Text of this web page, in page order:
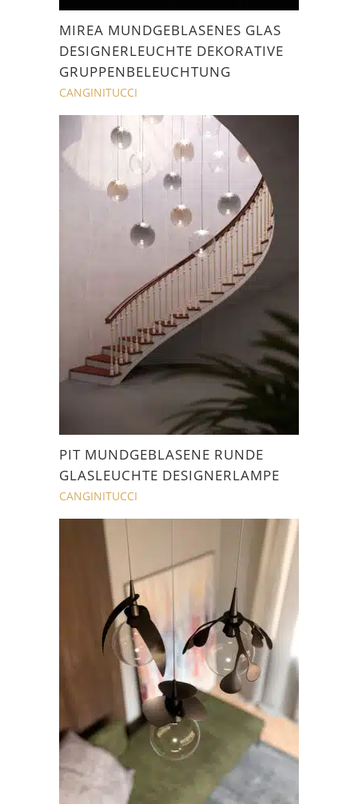
MIREA MUNDGEBLASENES GLAS
DESIGNERLEUCHTE DEKORATIVE
GRUPPENBELEUCHTUNG
CANGINITUCCI
PIT MUNDGEBLASENE RUNDE
GLASLEUCHTE DESIGNERLAMPE
CANGINITUCCI